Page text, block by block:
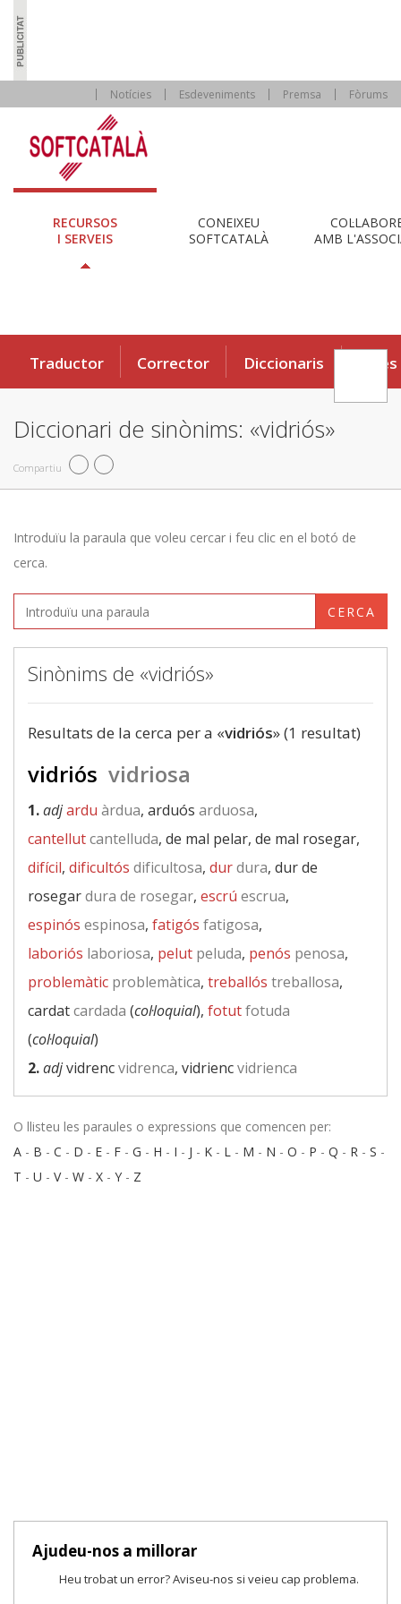
Notícies Esdeveniments Premsa Fòrums
RECURSOS
I SERVEIS
CONEIXEU
SOFTCATALÀ
AMB
Traductor Corrector Diccionaris Eines
Diccionari de sinònims: «vidriós»
Compartiu
Introduïu la paraula que voleu cercar i feu clic en el botó de
cerca.
CERCA
Sinònims de «vidriós»
Resultats de la cerca per a «vidriós» (1 resultat)
vidriós vidriosa
1.adjardu àrdua, arduós arduosa,
cantellutcantelluda, de mal pelar, de mal rosegar,
difícil, dificultós dificultosa, durdura, dur de
rosegardura de rosegar, escrú escrua,
espinós espinosa, fatigós fatigosa,
laboriós laboriosa, pelut peluda, penós penosa,
problemàtic problemàtica, treballós treballosa,
cardatcardada (col·loquial), fotutfotuda
(col·loquial)
2.adjvidrencvidrenca, vidriencvidrienca
O llisteu les paraules o expressions que comencen per:
A - B - C - D - E - F - G - H - I - J - K - L - M - N - O - P - Q - R - S -
T - U - V- W - X - Y - Z
Ajudeu-nos a millorar
Heu trobat un error? Aviseu-nos si veieu cap problema.